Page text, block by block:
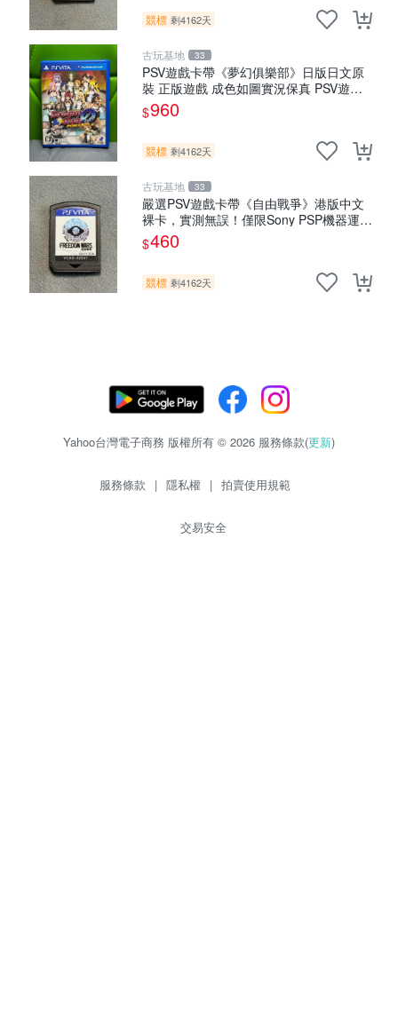
競標 剩4162天
古玩基地 33
PSV遊戲卡帶《夢幻俱樂部》日版日文原
裝 正版遊戲 成色如圖實況保真 PSV遊戲
日版 PS 測試無誤 美品保證
$960
競標 剩4162天
古玩基地 33
嚴選PSV遊戲卡帶《自由戰爭》港版中文
裸卡，實測無誤！僅限Sony PSP機器運
行，其他無法使用。單次購兩張以上享優
惠。 自由戰爭 PSP 港版 卡帶
$460
競標 剩4162天
Yahoo台灣電子商務 版權所有 © 2026 服務條款(更新)
服務條款 | 隱私權 | 拍賣使用規範
交易安全